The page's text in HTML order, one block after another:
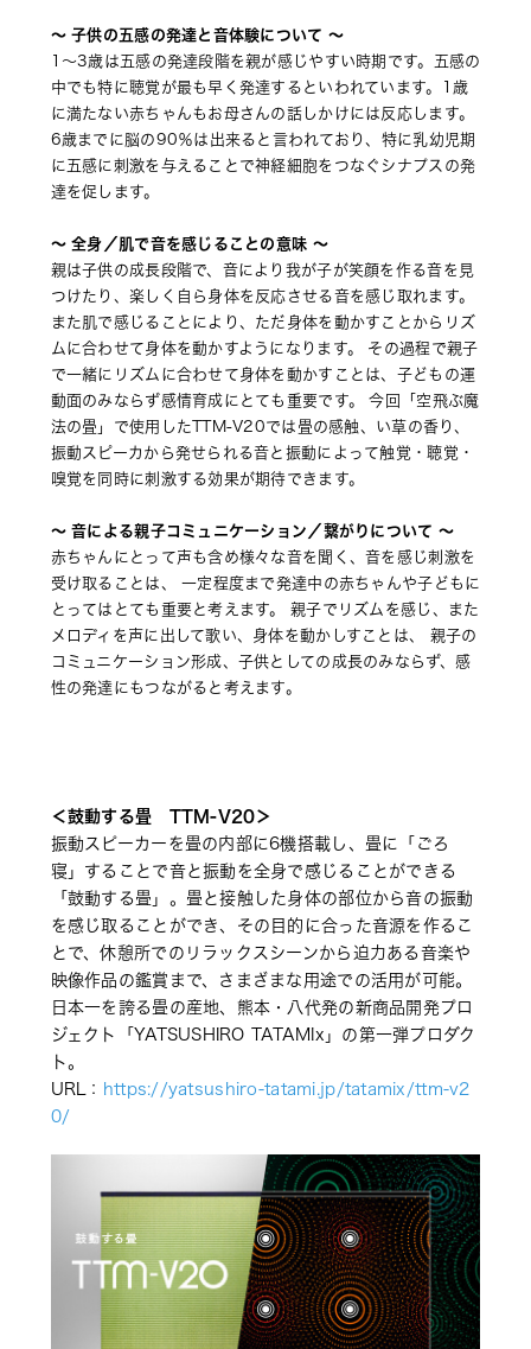
〜 子供の五感の発達と音体験について 〜
1～3歳は五感の発達段階を親が感じやすい時期です。五感の
中でも特に聴覚が最も早く発達するといわれています。1歳
に満たない赤ちゃんもお母さんの話しかけには反応します。
6歳までに脳の90％は出来ると言われており、特に乳幼児期
に五感に刺激を与えることで神経細胞をつなぐシナプスの発
達を促します。
〜 全身／肌で音を感じることの意味 〜
親は子供の成長段階で、音により我が子が笑顔を作る音を見
つけたり、楽しく自ら身体を反応させる音を感じ取れます。
また肌で感じることにより、ただ身体を動かすことからリズ
ムに合わせて身体を動かすようになります。 その過程で親子
で一緒にリズムに合わせて身体を動かすことは、子どもの運
動面のみならず感情育成にとても重要です。 今回「空飛ぶ魔
法の畳」で使用したTTM-V20では畳の感触、い草の香り、
振動スピーカから発せられる音と振動によって触覚・聴覚・
嗅覚を同時に刺激する効果が期待できます。
〜 音による親子コミュニケーション／繋がりについて 〜
赤ちゃんにとって声も含め様々な音を聞く、音を感じ刺激を
受け取ることは、 一定程度まで発達中の赤ちゃんや子どもに
とってはとても重要と考えます。 親子でリズムを感じ、また
メロディを声に出して歌い、身体を動かしすことは、 親子の
コミュニケーション形成、子供としての成長のみならず、感
性の発達にもつながると考えます。
＜鼓動する畳　TTM-V20＞
振動スピーカーを畳の内部に6機搭載し、畳に「ごろ
寝」することで音と振動を全身で感じることができる
「鼓動する畳」。畳と接触した身体の部位から音の振動
を感じ取ることができ、その目的に合った音源を作るこ
とで、休憩所でのリラックスシーンから迫力ある音楽や
映像作品の鑑賞まで、さまざまな用途での活用が可能。
⽇本⼀を誇る畳の産地、熊本・⼋代発の新商品開発プロ
ジェクト「YATSUSHIRO TATAMIx」の第一弾プロダク
ト。
URL： https://yatsushiro-tatami.jp/tatamix/ttm-v2
0/